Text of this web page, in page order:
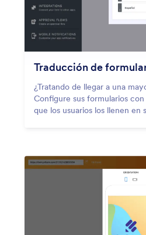
Traducción de
¿Tratando de llegar a una
Configure sus formularios
que los usuarios los llenen en